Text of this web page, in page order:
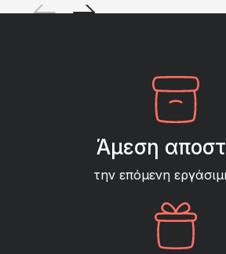
Άμεση
την επόμενη